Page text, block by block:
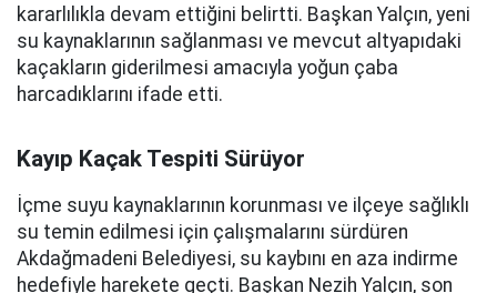
kararlılıkla devam ettiğini belirtti. Başkan Yalçın, yeni
su kaynaklarının sağlanması ve mevcut altyapıdaki
kaçakların giderilmesi amacıyla yoğun çaba
harcadıklarını ifade etti.
Kayıp Kaçak Tespiti Sürüyor
İçme suyu kaynaklarının korunması ve ilçeye sağlıklı
su temin edilmesi için çalışmalarını sürdüren
Akdağmadeni Belediyesi, su kaybını en aza indirme
hedefiyle harekete geçti. Başkan Nezih Yalçın, son